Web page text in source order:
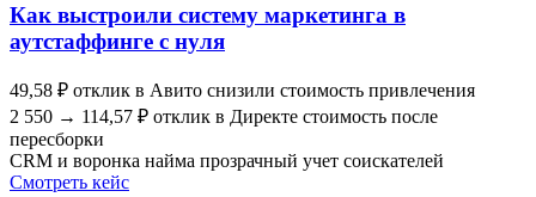
Как выстроили систему маркетинга в
аутстаффинге с нуля
49,58 ₽ отклик в Авито снизили стоимость привлечения
2 550 → 114,57 ₽ отклик в Директе стоимость после
пересборки
CRM и воронка найма прозрачный учет соискателей
Смотреть кейс